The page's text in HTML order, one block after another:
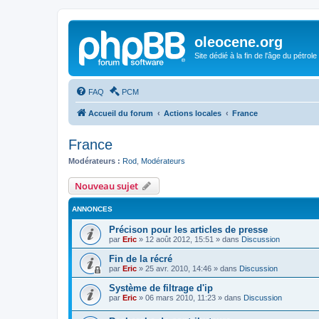
oleocene.org
Site dédié à la fin de l'âge du pétrole
FAQ PCM
Accueil du forum Actions locales France
France
Modérateurs : Rod Modérateurs
Nouveau sujet
ANNONCES
Précison pour les articles de presse
par Eric » 12 août 2012, 15:51 » dans Discussion
Fin de la récré
par Eric » 25 avr. 2010, 14:46 » dans Discussion
Système de filtrage d'ip
par Eric » 06 mars 2010, 11:23 » dans Discussion